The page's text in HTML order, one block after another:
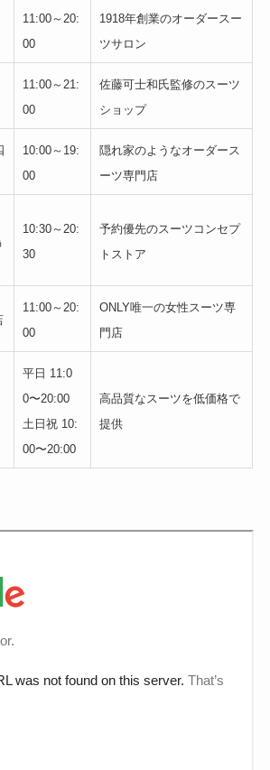
11:00～20:
00
1918年創業のオーダースー
ツサロン
11:00～21:
00
佐藤可士和氏監修のスーツ
ショップ
10:00～19:
00
隠れ家のようなオーダース
ーツ専門店
10:30～20:
30
予約優先のスーツコンセプ
トストア
11:00～20:
00
ONLY唯一の女性スーツ専
門店
平日 11:0
0〜20:00
土日祝 10:
00〜20:00
高品質なスーツを低価格で
提供